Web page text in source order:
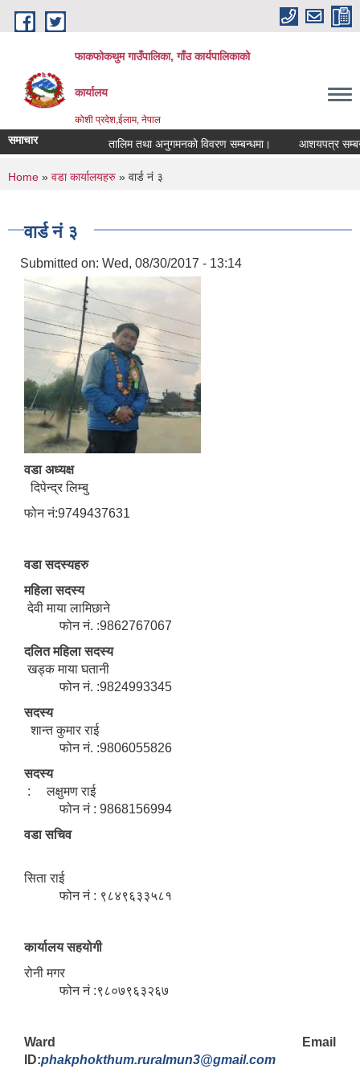
Skip to main content
फाकफोकथुम गाउँपालिका, गाँउ कार्यपालिकाको
कार्यालय
कोशी प्रदेश,ईलाम, नेपाल
समाचार तालिम तथा अनुगमनको विवरण सम्बन्धमा। आशयपत्र सम्बन्धी
You are here
Home » वडा कार्यालयहरु » वार्ड नं ३
वार्ड नं ३
Submitted on: Wed, 08/30/2017 - 13:14
वडा अध्यक्ष
दिपेन्द्र लिम्बु
फोन नं:9749437631
वडा सदस्यहरु
महिला सदस्य
देवी माया लामिछाने
फोन नं. :9862767067
दलित महिला सदस्य
खड्क माया घतानी
फोन नं. :9824993345
सदस्य
शान्त कुमार राई
फोन नं. :9806055826
सदस्य
: लक्षुमण राई
फोन नं : 9868156994
वडा सचिव
सिता राई
फोन नं : ९८४९६३३५८१
कार्यालय सहयोगी
रोनी मगर
फोन नं :९८०७९६३२६७
Ward Email
ID:phakphokthum.ruralmun3@gmail.com